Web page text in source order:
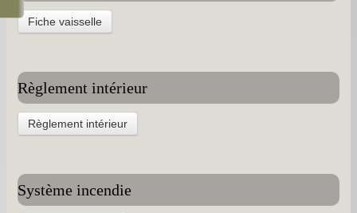
Prieuré saint Dodon -
Travaux -
Informations pratiques -
Petit survol du village -
Fiche vaisselle
Règlement intérieur
Règlement intérieur
Système incendie